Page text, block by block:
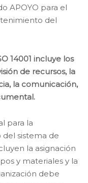
APOYO para el
del
14001 incluye los
de recursos, la
la comunicación,
para la
sistema de
la asignación
y materiales y la
debe